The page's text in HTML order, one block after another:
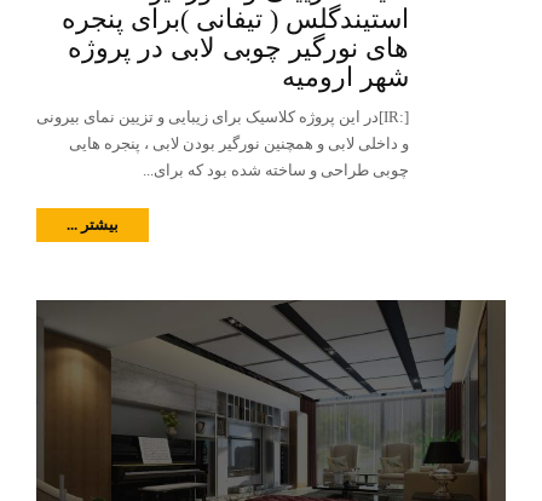
استیندگلس ( تیفانی )برای پنجره
های نورگیر چوبی لابی در پروژه
شهر ارومیه
[:IR]در این پروژه کلاسیک برای زیبایی و تزیین نمای بیرونی
و داخلی لابی و همچنین نورگیر بودن لابی ، پنجره هایی
چوبی طراحی و ساخته شده بود که برای...
بیشتر ...